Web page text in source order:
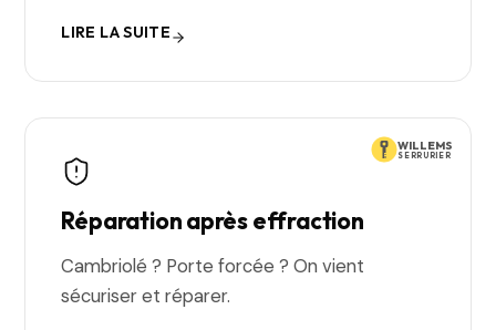
LIRE LA SUITE
WILLEMS
SERRURIER
Réparation après effraction
Cambriolé ? Porte forcée ? On vient
sécuriser et réparer.